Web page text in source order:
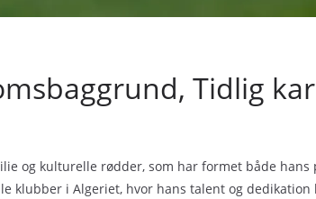
Tidlig
og kulturelle rødder, som har formet både hans
klubber i Algeriet, hvor hans talent og